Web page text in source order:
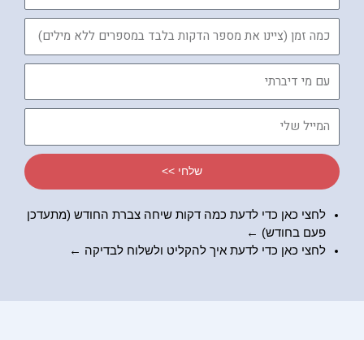
שלחי >>
לחצי כאן כדי לדעת כמה דקות שיחה צברת החודש (מתעדכן
פעם בחודש) ←
לחצי כאן כדי לדעת איך להקליט ולשלוח לבדיקה ←